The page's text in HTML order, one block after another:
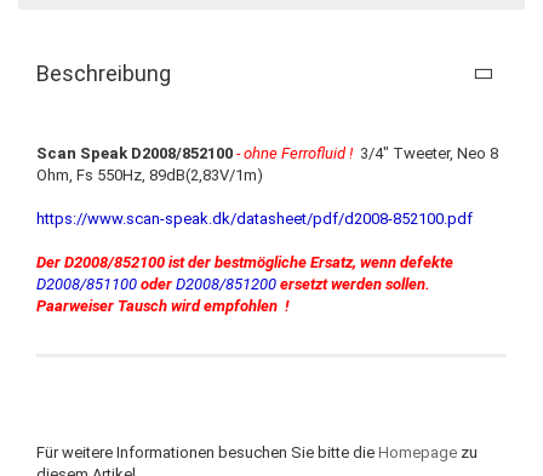
Beschreibung
Scan Speak D2008/852100 - ohne Ferrofluid ! 3/4" Tweeter, Neo 8
Ohm, Fs 550Hz, 89dB(2,83V/1m)
https://www.scan-speak.dk/datasheet/pdf/d2008-852100.pdf
Der D2008/852100 ist der bestmögliche Ersatz, wenn defekte
D2008/851100 oder D2008/851200 ersetzt werden sollen.
Paarweiser Tausch wird empfohlen !
Für weitere Informationen besuchen Sie bitte die Homepage zu